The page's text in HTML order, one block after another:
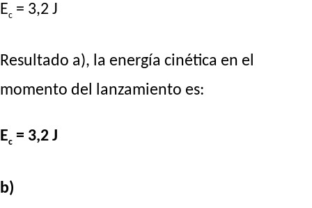
Ec = 3,2 J
Resultado a), la energía cinética en el
momento del lanzamiento es:
Ec = 3,2 J
b)